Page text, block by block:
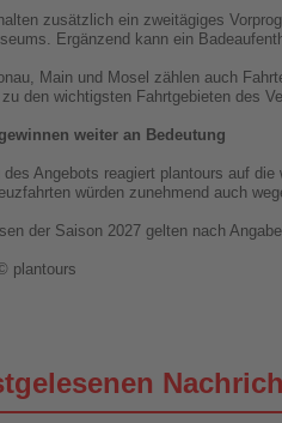
zusätzlich ein zweitägiges
Ergänzend kann ein
Main und Mosel zählen auch
den wichtigsten Fahrtgebieten des
weiter an Bedeutung
des Angebots reagiert plantours auf
würden zunehmend auch
der Saison 2027 gelten nach
plantours